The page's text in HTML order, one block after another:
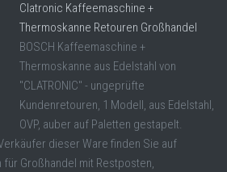
Clatronic Kaffeemaschine +
Thermoskanne Retouren Großhandel
BOSCH Kaffeemaschine +
Thermoskanne aus Edelstahl von
"CLATRONIC" - ungeprüfte
Kundenretouren, 1 Modell, aus Edelstahl,
OVP, auber auf Paletten gestapelt.
dieser Ware finden Sie auf
Großhandel mit Restposten,